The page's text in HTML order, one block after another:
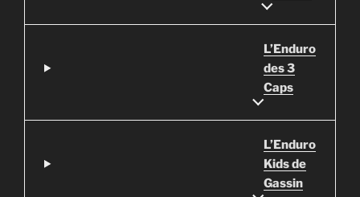
L’Enduro
des 3
Caps
L’Enduro
Kids de
Gassin